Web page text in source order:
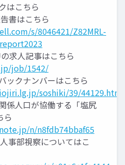
はこちら
書はこちら
s/8046421/Z82MRL-
求人記事はこちら
job/1542/
ックナンバーはこちら
soshiki/39/44129.html
係人口が協働する「塩尻
ら
n/n8fdb74bbaf65
事部視察についてはこ